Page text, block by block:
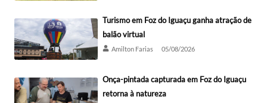
Turismo em Foz do Iguaçu ganha atração de
balão virtual
Amilton Farias 05/08/2026
Onça-pintada capturada em Foz do Iguaçu
retorna à natureza